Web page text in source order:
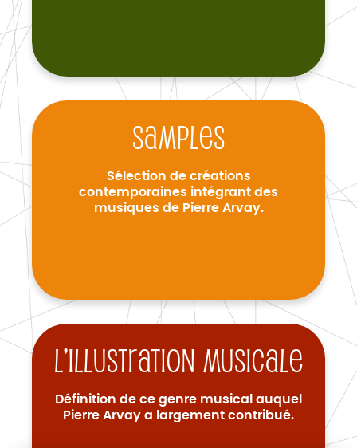
Samples
Sélection de créations
contemporaines intégrant des
musiques de Pierre Arvay.
L’illustration musicale
Définition de ce genre musical auquel
Pierre Arvay a largement contribué.